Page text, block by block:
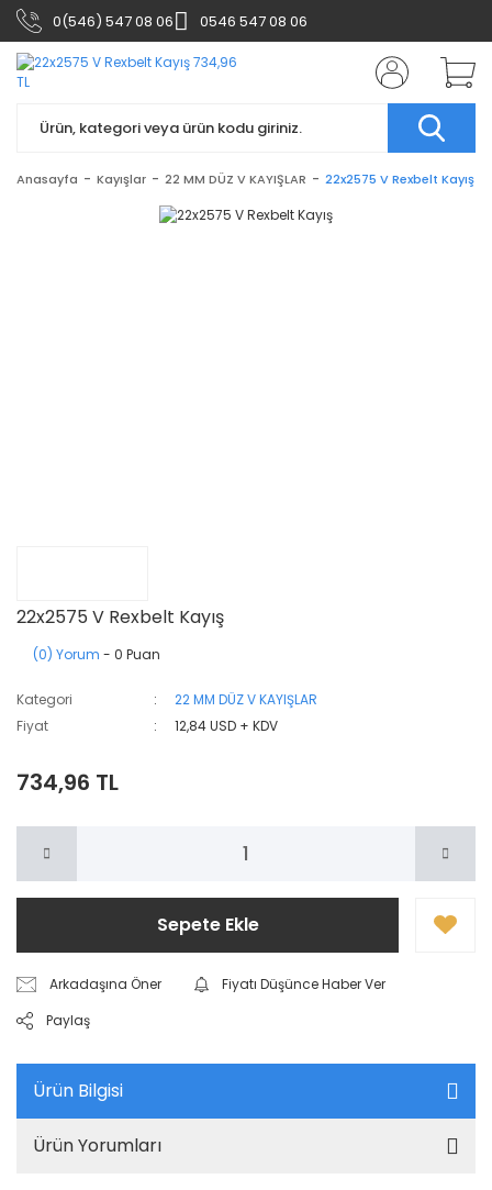
0(546) 547 08 06 0546 547 08 06
Anasayfa Kayışlar 22 MM DÜZ V KAYIŞLAR 22x2575 V Rexbelt Kayış
22x2575 V Rexbelt Kayış
(0) Yorum - 0 Puan
Kategori
22 MM DÜZ V KAYIŞLAR
Fiyat
12,84 USD + KDV
734,96 TL
Sepete Ekle
Arkadaşına Öner
Fiyatı Düşünce Haber Ver
Paylaş
Ürün Bilgisi
Ürün Yorumları